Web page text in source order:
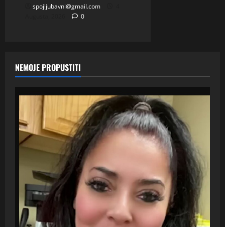
spojljubavni@gmail.com
0
NEMOJE PROPUSTITI